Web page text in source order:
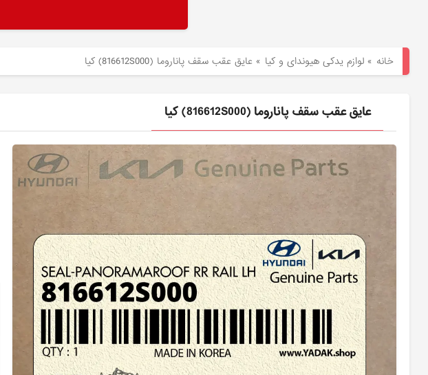
لوازم
خانه »لوازم یدکی هیوندای و کیا » عايق عقب سقف پاناروما (816612S000) کیا
عايق عقب سقف پاناروما (816612S000) کیا